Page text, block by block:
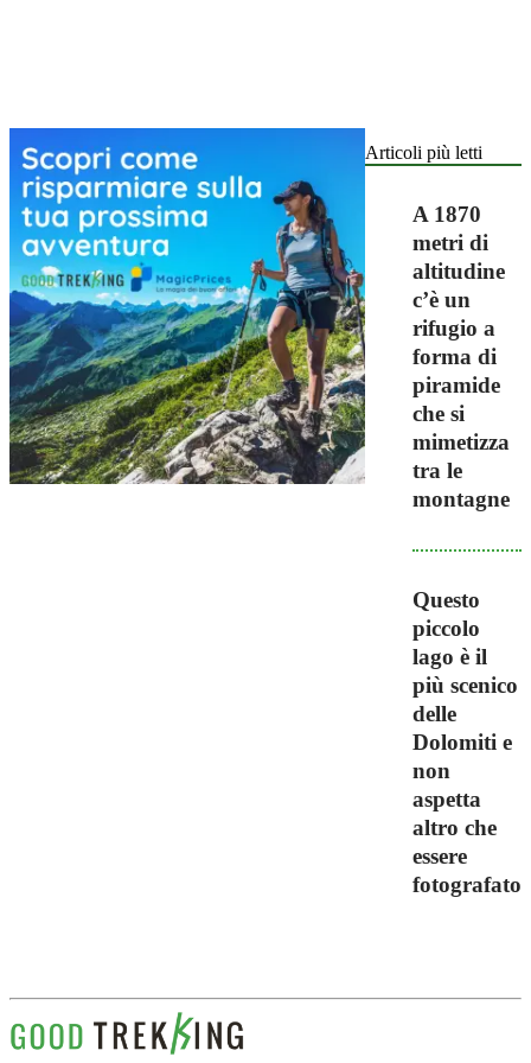
Articoli più letti
A 1870
metri di
altitudine
c’è un
rifugio a
forma di
piramide
che si
mimetizza
tra le
montagne
Questo
piccolo
lago è il
più scenico
delle
Dolomiti e
non
aspetta
altro che
essere
fotografato